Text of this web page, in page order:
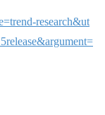
research&ut